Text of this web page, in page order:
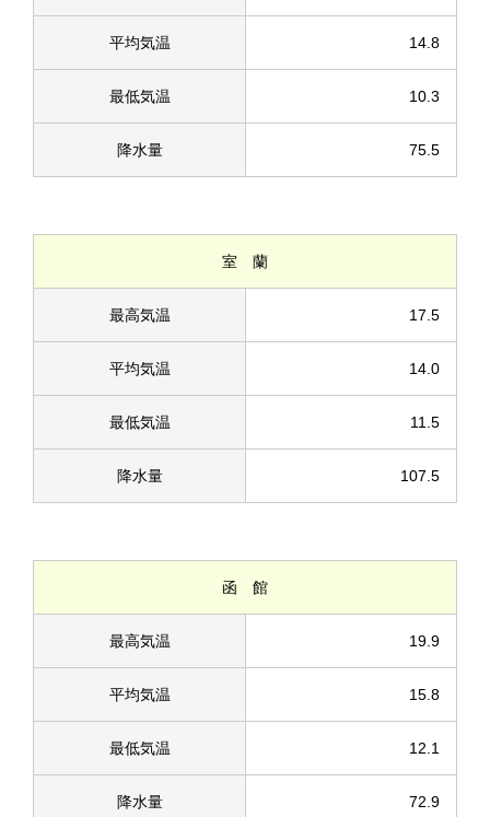
平均気温 14.8
最低気温 10.3
降水量 75.5
室 蘭
最高気温 17.5
平均気温 14.0
最低気温 11.5
降水量 107.5
函 館
最高気温 19.9
平均気温 15.8
最低気温 12.1
降水量 72.9